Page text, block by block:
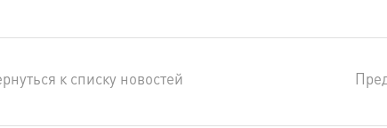
к списку новостей